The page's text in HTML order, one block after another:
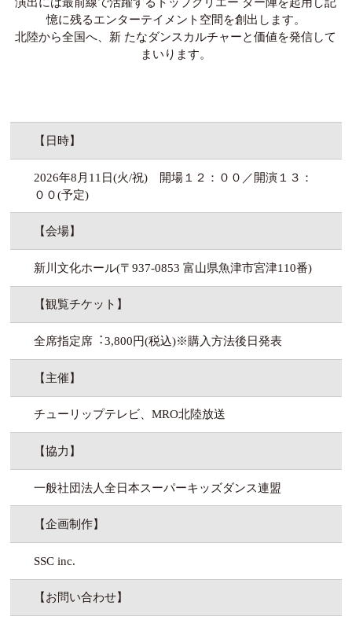
憶に残るエンターテイメント空間を創出します。
北陸から全国へ、新 たなダンスカルチャーと価値を発信して
まいります。
【日時】
2026年8⽉11⽇(⽕/祝) 開場１２：００／開演１３：
００(予定)
【会場】
新川⽂化ホール(〒937-0853 富⼭県⿂津市宮津110番)
【観覧チケット】
全席指定席︓3,800円(税込)※購⼊⽅法後⽇発表
【主催】
チューリップテレビ、MRO北陸放送
【協力】
一般社団法人全日本スーパーキッズダンス連盟
【企画制作】
SSC inc.
【お問い合わせ】